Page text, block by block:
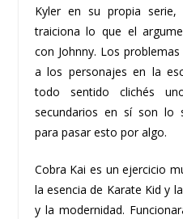
Kyler en su propia
traiciona lo que el
con Johnny. Los
a los personajes en la
todo sentido clichés
secundarios en sí son lo
para pasar esto por algo.
Cobra Kai es un ejercicio
la esencia de Karate Kid y
y la modernidad.